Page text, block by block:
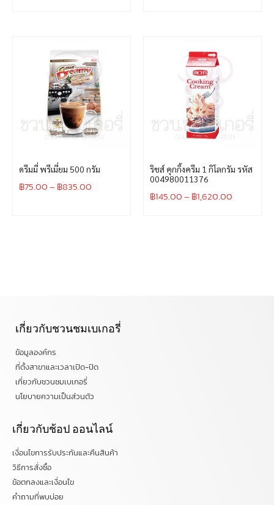
ดรีมมี่ พรีเมี่ยม 500 กรัม
฿75.00– ฿835.00
ริชส์ คุกกิ้งครีม 1 กิโลกรัม รหัส
004980011376
฿145.00– ฿1,620.00
เกี่ยวกับชวนชมเบเกอรี่
ข้อมูลองค์กร
ที่ตั้งสาขาและเวลาเปิด-ปิด
เกี่ยวกับชวนชมเบเกอรี่
นโยบายความเป็นส่วนตัว
เกี่ยวกับช้อป ออนไลน์
เงื่อนไขการรับประกันและคืนสินค้า
วิธีการสั่งซื้อ
ข้อตกลงและเงื่อนไข
คำถามที่พบบ่อย